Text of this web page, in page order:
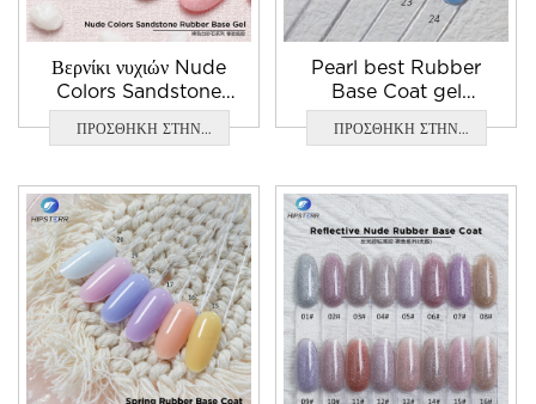
Βερνίκι νυχιών Nude
Colors Sandstone
Top Rubber Base
Coat
ΠΡΟΣΘΗΚΗ ΣΤΗΝ
Pearl best Rubber
Base Coat gel
χονδρικής
ΠΡΟΣΘΗΚΗ ΣΤΗΝ